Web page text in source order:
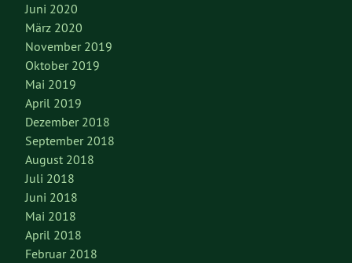
Juni 2020
März 2020
November 2019
Oktober 2019
Mai 2019
April 2019
Dezember 2018
September 2018
August 2018
Juli 2018
Juni 2018
Mai 2018
April 2018
Februar 2018